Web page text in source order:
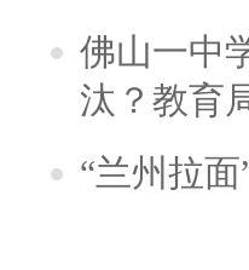
佛山一中
汰？教育
“兰州拉